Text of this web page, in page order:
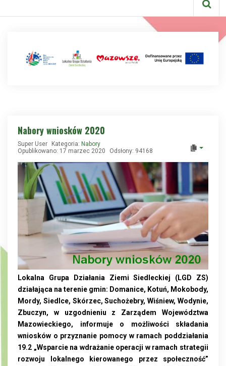
Nabory wniosków 2020
Super User Kategoria: Nabory
Opublikowano: 17 marzec 2020
Odsłony: 94168
Lokalna Grupa Działania Ziemi Siedleckiej (LGD ZS)
działająca na terenie gmin: Domanice, Kotuń, Mokobody,
Mordy, Siedlce, Skórzec, Suchożebry, Wiśniew, Wodynie,
Zbuczyn, w uzgodnieniu z Zarządem Województwa
Mazowieckiego, informuje o możliwości składania
wniosków o przyznanie pomocy w ramach poddziałania
19.2 „Wsparcie na wdrażanie operacji w ramach strategii
rozwoju lokalnego kierowanego przez społeczność”